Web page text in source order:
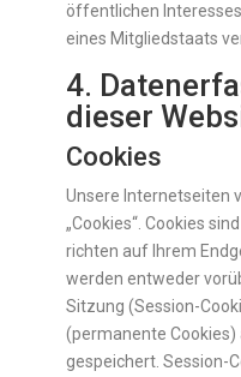
öffentlichen
eines Mitgliedstaats
4.
dieser
Cookies
Unsere Internetseiten
„Cookies“. Cookies
richten auf Ihrem
werden entweder
Sitzung (Session-
(permanente
gespeichert. Session-